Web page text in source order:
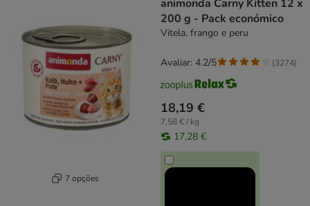
7 opções
animonda Carny Kitten 12 x
200 g - Pack económico
Vitela, frango e peru
18,19 €
7,58 € / kg
17,28 €
Avaliar: 4.2/5 (3274)